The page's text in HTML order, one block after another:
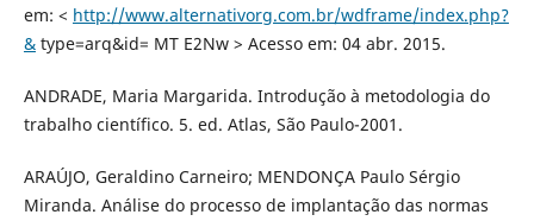
em: < http://www.alternativorg.com.br/wdframe/index.php?
&type=arq&id= MT E2Nw > Acesso em: 04 abr. 2015.
ANDRADE, Maria Margarida. Introdução à metodologia do
trabalho científico. 5. ed. Atlas, São Paulo-2001.
ARAÚJO, Geraldino Carneiro; MENDONÇA Paulo Sérgio
Miranda. Análise do processo de implantação das normas